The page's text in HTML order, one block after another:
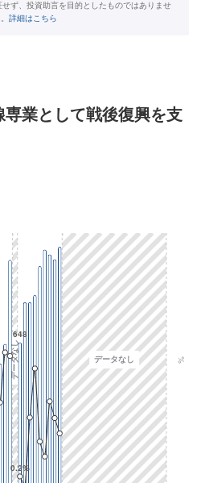
ず、投資助言を目的としたものではありませ
詳細はこちら
業として戦後復興を支